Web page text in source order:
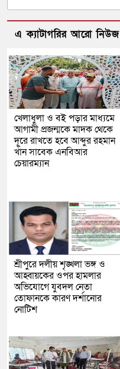
এ ক্যাটাগরির আরো নিউজ
খেলাধুলা ও বই পড়ার মাধ্যমে
আগামী প্রজন্মকে মাদক থেকে
দূরে রাখতে হবে আব্দুর রহমান
খাঁন সাবেক এনবিআর
চেয়ারম্যান
শ্রীপুরে দলীয় শৃঙ্খলা ভঙ্গ ও
আহ্বায়কের ওপর হামলার
অভিযোগে যুবদল নেতা
তোফানকে কারণ দর্শানোর
নোটিশ